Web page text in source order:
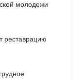
молодежи
реставрацию